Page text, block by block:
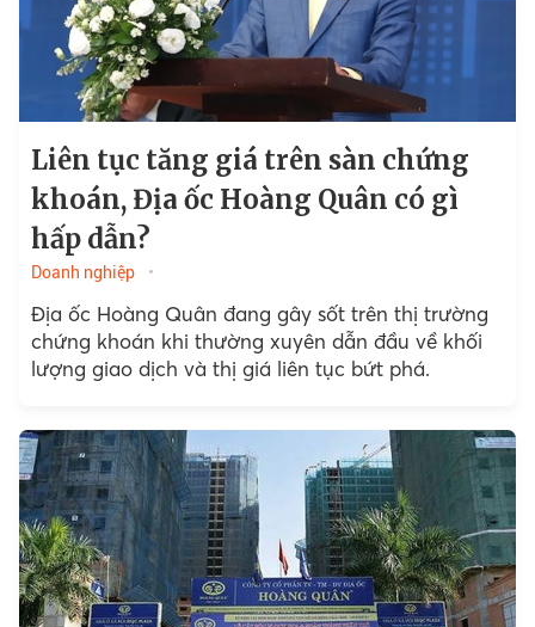
Liên tục tăng giá trên sàn chứng
khoán, Địa ốc Hoàng Quân có gì
hấp dẫn?
Doanh nghiệp
Địa ốc Hoàng Quân đang gây sốt trên thị trường
chứng khoán khi thường xuyên dẫn đầu về khối
lượng giao dịch và thị giá liên tục bứt phá.